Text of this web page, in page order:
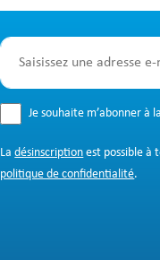
Je souhaite m’abonner à
Ladésinscription est possible à
politique de confidentialité.